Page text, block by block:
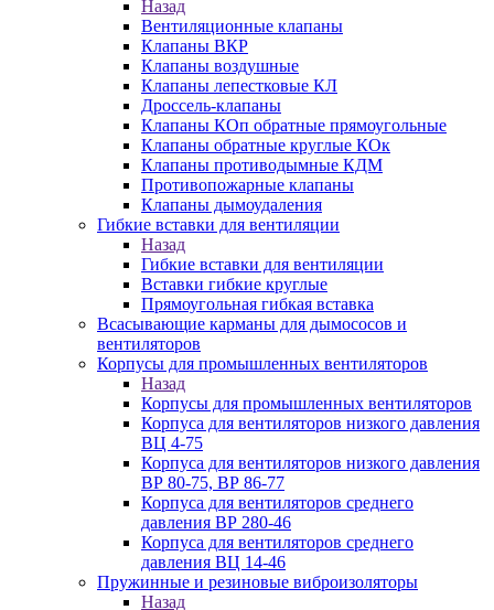
Назад
Вентиляционные клапаны
Клапаны ВКР
Клапаны воздушные
Клапаны лепестковые КЛ
Дроссель-клапаны
Клапаны КОп обратные прямоугольные
Клапаны обратные круглые КОк
Клапаны противодымные КДМ
Противопожарные клапаны
Клапаны дымоудаления
Гибкие вставки для вентиляции
Назад
Гибкие вставки для вентиляции
Вставки гибкие круглые
Прямоугольная гибкая вставка
Всасывающие карманы для дымососов и
вентиляторов
Корпусы для промышленных вентиляторов
Назад
Корпусы для промышленных вентиляторов
Корпуса для вентиляторов низкого давления
ВЦ 4-75
Корпуса для вентиляторов низкого давления
ВР 80-75, ВР 86-77
Корпуса для вентиляторов среднего
давления ВР 280-46
Корпуса для вентиляторов среднего
давления ВЦ 14-46
Пружинные и резиновые виброизоляторы
Назад